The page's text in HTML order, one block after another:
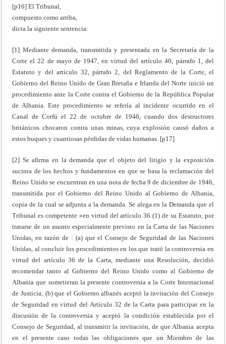
[p16] El Tribunal,
compuesto como arriba,
dicta la siguiente sentencia:
[1] Mediante demanda, transmitida y presentada en la Secretaría de la
Corte el 22 de mayo de 1947, en virtud del artículo 40, párrafo 1, del
Estatuto y del artículo 32, párrafo 2, del Reglamento de la Corte, el
Gobierno del Reino Unido de Gran Bretaña e Irlanda del Norte inició un
procedimiento ante la Corte contra el Gobierno de la República Popular
de Albania. Este procedimiento se refería al incidente ocurrido en el
Canal de Corfú el 22 de octubre de 1946, cuando dos destructores
británicos chocaron contra unas minas, cuya explosión causó daños a
estos buques y cuantiosas pérdidas de vidas humanas. [p17]
[2] Se afirma en la demanda que el objeto del litigio y la exposición
sucinta de los hechos y fundamentos en que se basa la reclamación del
Reino Unido se encuentran en una nota de fecha 9 de diciembre de 1946,
transmitida por el Gobierno del Reino Unido al Gobierno de Albania,
copia de la cual se adjunta a la demanda. Se alega en la Demanda que el
Tribunal es competente «en virtud del artículo 36 (1) de su Estatuto, por
tratarse de un asunto especialmente previsto en la Carta de las Naciones
Unidas, en razón de : (a) que el Consejo de Seguridad de las Naciones
Unidas, al concluir los procedimientos en los que trató la controversia en
virtud del artículo 36 de la Carta, mediante una Resolución, decidió
recomendar tanto al Gobierno del Reino Unido como al Gobierno de
Albania que sometieran la presente controversia a la Corte Internacional
de Justicia; (b) que el Gobierno albanés aceptó la invitación del Consejo
de Seguridad en virtud del Artículo 32 de la Carta para participar en la
discusión de la controversia y aceptó la condición establecida por el
Consejo de Seguridad, al transmitir la invitación, de que Albania acepta
en el presente caso todas las obligaciones que un Miembro de las